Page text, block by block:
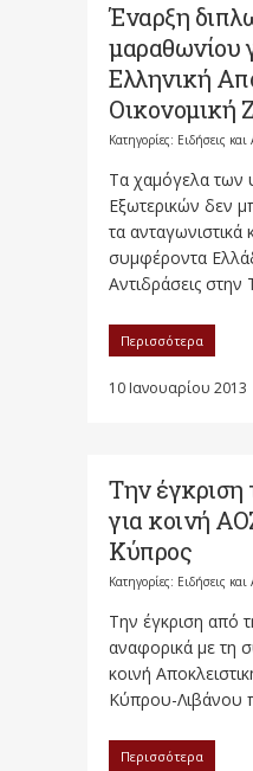
Έναρξη
μαραθωνίου
Ελληνική
Οικονομική
Κατηγορίες: Ειδήσεις και
Τα χαμόγελα των
Εξωτερικών δεν
τα ανταγωνιστικά
συμφέροντα
Αντιδράσεις στην
Περισσότερα
10 Ιανουαρίου 2013
Την έγκριση
για κοινή
Κύπρος
Κατηγορίες: Ειδήσεις και
Την έγκριση από
αναφορικά με τη
κοινή
Κύπρου-Λιβάνου
Περισσότερα